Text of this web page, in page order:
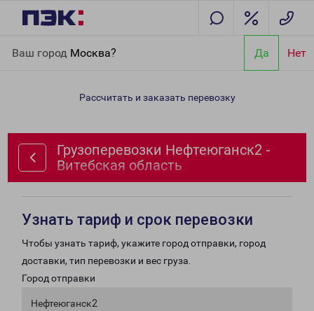
Ваш город Москва? Да Нет
Витебская область
Рассчитать и заказать перевозку
Грузоперевозки Нефтеюганск2 -
Витебская область
Узнать тариф и срок перевозки
Чтобы узнать тариф, укажите город отправки, город
доставки, тип перевозки и вес груза.
Город отправки
Нефтеюганск2